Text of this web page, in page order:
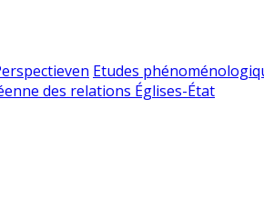
Etudes
des relations Églises-État